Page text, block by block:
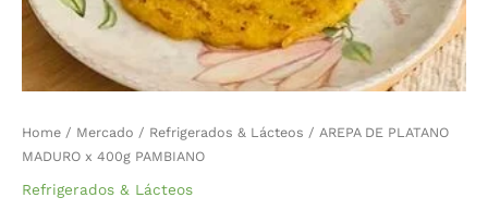
Home / Mercado / Refrigerados & Lácteos / AREPA DE PLATANO
MADURO x 400g PAMBIANO
Refrigerados & Lácteos